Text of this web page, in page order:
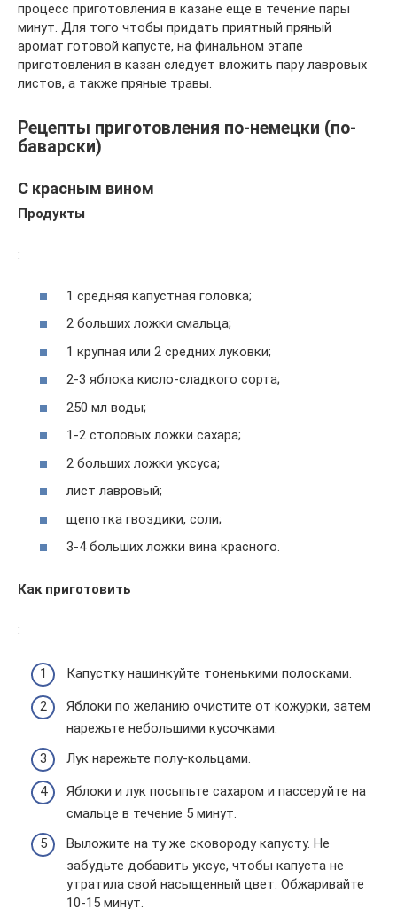
процесс приготовления в казане еще в течение пары
минут. Для того чтобы придать приятный пряный
аромат готовой капусте, на финальном этапе
приготовления в казан следует вложить пару лавровых
листов, а также пряные травы.
Рецепты приготовления по-немецки (по-
баварски)
С красным вином
Продукты
:
1 средняя капустная головка;
2 больших ложки смальца;
1 крупная или 2 средних луковки;
2-3 яблока кисло-сладкого сорта;
250 мл воды;
1-2 столовых ложки сахара;
2 больших ложки уксуса;
лист лавровый;
щепотка гвоздики, соли;
3-4 больших ложки вина красного.
Как приготовить
:
Капустку нашинкуйте тоненькими полосками.
Яблоки по желанию очистите от кожурки, затем
нарежьте небольшими кусочками.
Лук нарежьте полу-кольцами.
Яблоки и лук посыпьте сахаром и пассеруйте на
смальце в течение 5 минут.
Выложите на ту же сковороду капусту. Не
забудьте добавить уксус, чтобы капуста не
утратила свой насыщенный цвет. Обжаривайте
10-15 минут.